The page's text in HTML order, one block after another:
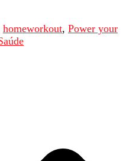
homeworkout, Power your